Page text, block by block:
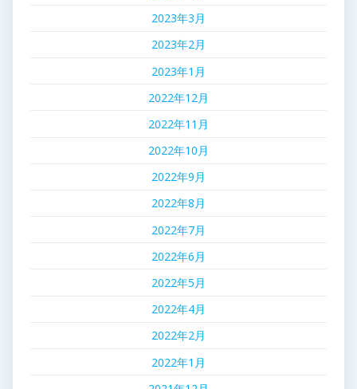
2023年3月
2023年2月
2023年1月
2022年12月
2022年11月
2022年10月
2022年9月
2022年8月
2022年7月
2022年6月
2022年5月
2022年4月
2022年2月
2022年1月